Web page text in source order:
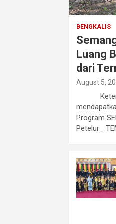
BENGKALIS
Luang
dari
August 5,
Program
Petelur_